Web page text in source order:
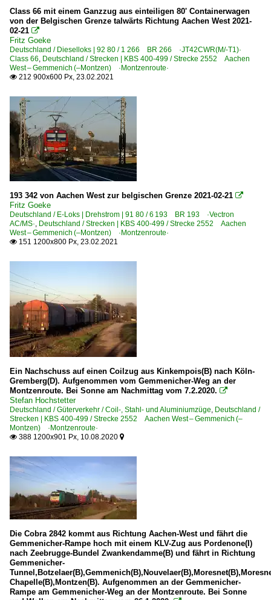
Class 66 mit einem Ganzzug aus einteiligen 80' Containerwagen
von der Belgischen Grenze talwärts Richtung Aachen West 2021-
02-21 
Fritz Goeke
Deutschland / Dieselloks | 92 80 / 1 266 BR 266 ·JT42CWR(M/-T1)·
Class 66, Deutschland / Strecken | KBS 400-499 / Strecke 2552 Aachen
West – Gemmenich (–Montzen) ·Montzenroute·
 212 900x600 Px, 23.02.2021
193 342 von Aachen West zur belgischen Grenze 2021-02-21 
Fritz Goeke
Deutschland / E-Loks | Drehstrom | 91 80 / 6 193 BR 193 ·Vectron
AC/MS·, Deutschland / Strecken | KBS 400-499 / Strecke 2552 Aachen
West – Gemmenich (–Montzen) ·Montzenroute·
 151 1200x800 Px, 23.02.2021
Ein Nachschuss auf einen Coilzug aus Kinkempois(B) nach Köln-
Gremberg(D). Aufgenommen vom Gemmenicher-Weg an der
Montzenroute. Bei Sonne am Nachmittag vom 7.2.2020. 
Stefan Hochstetter
Deutschland / Güterverkehr / Coil-, Stahl- und Aluminiumzüge, Deutschland /
Strecken | KBS 400-499 / Strecke 2552 Aachen West – Gemmenich (–
Montzen) ·Montzenroute·
 388 1200x901 Px, 10.08.2020 
Die Cobra 2842 kommt aus Richtung Aachen-West und fährt die
Gemmenicher-Rampe hoch mit einem KLV-Zug aus Pordenone(I)
nach Zeebrugge-Bundel Zwankendamme(B) und fährt in Richtung
Gemmenicher-
Chapelle(B),Montzen(B). Aufgenommen an der Gemmenicher-
Rampe am Gemmenicher-Weg an der Montzenroute. Bei Sonne